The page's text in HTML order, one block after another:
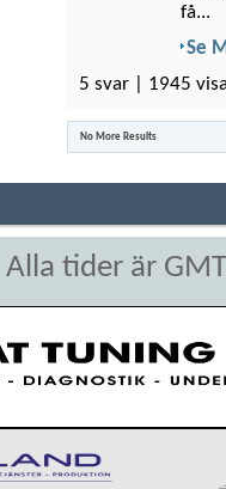
få...
Se
5 svar | 1945
No More Results
Alla tider är